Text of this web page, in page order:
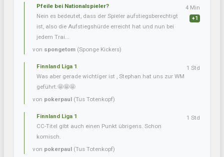
Pfeile bei Nationalspieler?
Nein es bedeutet, dass der Spieler aufstiegsberechtigt
ist, also die Aufstiegshürde erreicht hat und nun bei
jedem Trai...
von spongetom (Sponge Kickers)
4 Min
+1
Finnland Liga 1
Was aber gerade wichtiger ist , Stephan hat uns zur WM
geführt.🤩🤩🤩
von pokerpaul (Tus Totenkopf)
1 Std
Finnland Liga 1
CC-Titel gibt auch einen Punkt übrigens. Schon
komisch.
von pokerpaul (Tus Totenkopf)
1 Std